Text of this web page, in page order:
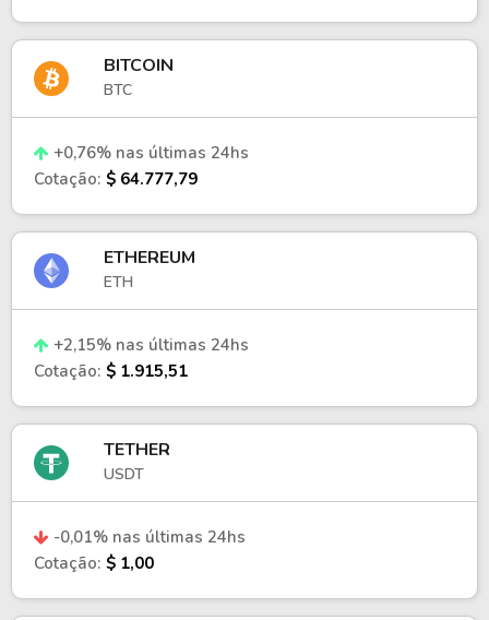
BITCOIN
BTC
+0,76% nas últimas 24hs
Cotação: $ 64.777,79
ETHEREUM
ETH
+2,15% nas últimas 24hs
Cotação: $ 1.915,51
TETHER
USDT
-0,01% nas últimas 24hs
Cotação: $ 1,00